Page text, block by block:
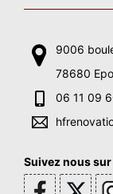
9006
78680
06 11 09
Suivez nous